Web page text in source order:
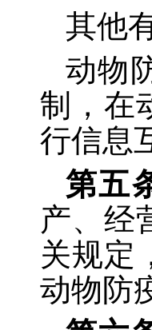
其他
动物
制，在
行信息
第五
产、经
关规定
动物防